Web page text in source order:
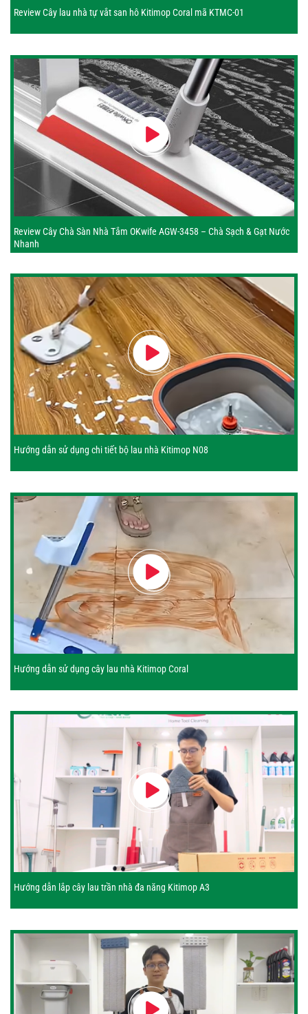
Review Cây lau nhà tự vắt san hô Kitimop Coral mã KTMC-01
Review Cây Chà Sàn Nhà Tắm OKwife AGW-3458 – Chà Sạch & Gạt Nước
Nhanh
Hướng dẫn sử dụng chi tiết bộ lau nhà Kitimop N08
Hướng dẫn sử dụng cây lau nhà Kitimop Coral
Hướng dẫn lắp cây lau trần nhà đa năng Kitimop A3